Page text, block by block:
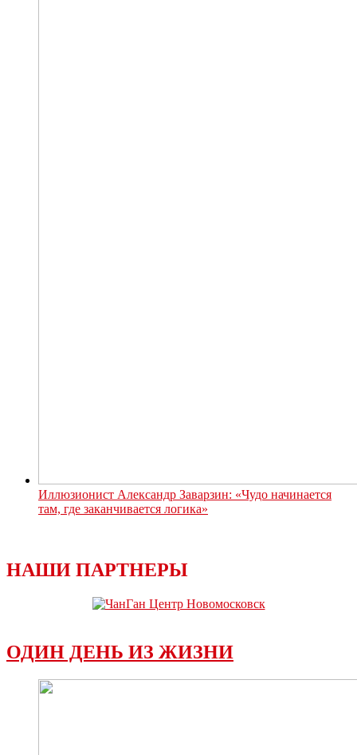
Иллюзионист Александр Заварзин: «Чудо начинается
там, где заканчивается логика»
НАШИ ПАРТНЕРЫ
ОДИН ДЕНЬ ИЗ ЖИЗНИ